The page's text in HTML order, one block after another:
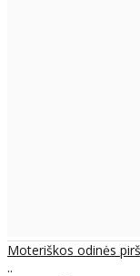
Moteriškos odinės
..